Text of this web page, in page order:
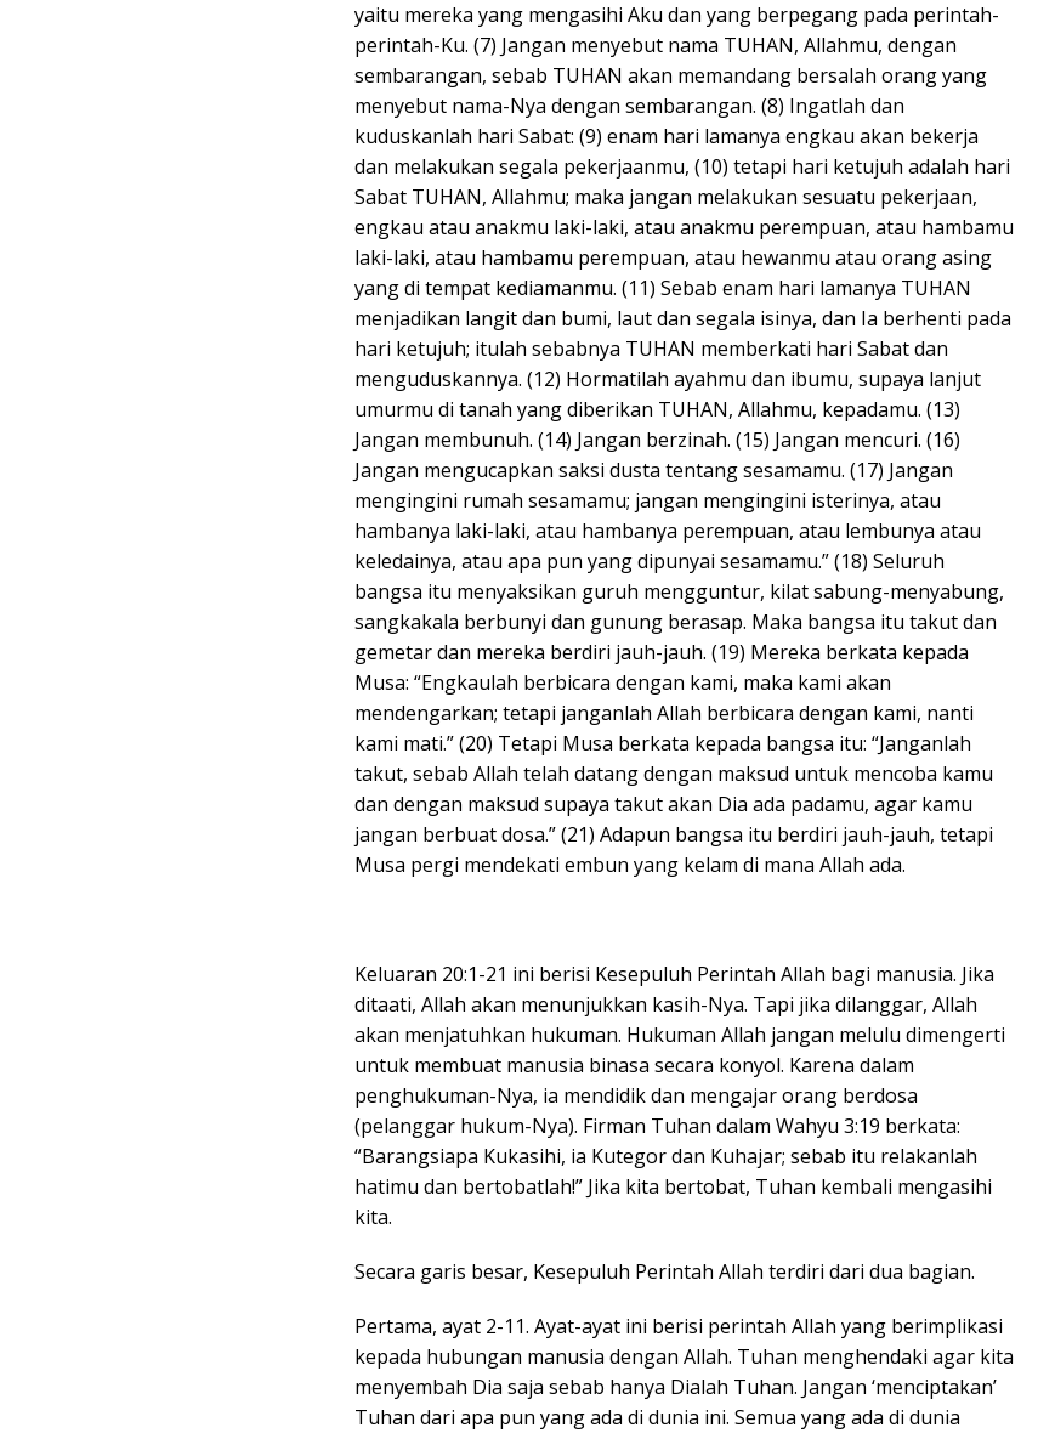
yaitu mereka yang mengasihi Aku dan yang berpegang pada perintah-
perintah-Ku. (7) Jangan menyebut nama TUHAN, Allahmu, dengan
sembarangan, sebab TUHAN akan memandang bersalah orang yang
menyebut nama-Nya dengan sembarangan. (8) Ingatlah dan
kuduskanlah hari Sabat: (9) enam hari lamanya engkau akan bekerja
dan melakukan segala pekerjaanmu, (10) tetapi hari ketujuh adalah hari
Sabat TUHAN, Allahmu; maka jangan melakukan sesuatu pekerjaan,
engkau atau anakmu laki-laki, atau anakmu perempuan, atau hambamu
laki-laki, atau hambamu perempuan, atau hewanmu atau orang asing
yang di tempat kediamanmu. (11) Sebab enam hari lamanya TUHAN
menjadikan langit dan bumi, laut dan segala isinya, dan Ia berhenti pada
hari ketujuh; itulah sebabnya TUHAN memberkati hari Sabat dan
menguduskannya. (12) Hormatilah ayahmu dan ibumu, supaya lanjut
umurmu di tanah yang diberikan TUHAN, Allahmu, kepadamu. (13)
Jangan membunuh. (14) Jangan berzinah. (15) Jangan mencuri. (16)
Jangan mengucapkan saksi dusta tentang sesamamu. (17) Jangan
mengingini rumah sesamamu; jangan mengingini isterinya, atau
hambanya laki-laki, atau hambanya perempuan, atau lembunya atau
keledainya, atau apa pun yang dipunyai sesamamu.” (18) Seluruh
bangsa itu menyaksikan guruh mengguntur, kilat sabung-menyabung,
sangkakala berbunyi dan gunung berasap. Maka bangsa itu takut dan
gemetar dan mereka berdiri jauh-jauh. (19) Mereka berkata kepada
Musa: “Engkaulah berbicara dengan kami, maka kami akan
mendengarkan; tetapi janganlah Allah berbicara dengan kami, nanti
kami mati.” (20) Tetapi Musa berkata kepada bangsa itu: “Janganlah
takut, sebab Allah telah datang dengan maksud untuk mencoba kamu
dan dengan maksud supaya takut akan Dia ada padamu, agar kamu
jangan berbuat dosa.” (21) Adapun bangsa itu berdiri jauh-jauh, tetapi
Musa pergi mendekati embun yang kelam di mana Allah ada.
Keluaran 20:1-21 ini berisi Kesepuluh Perintah Allah bagi manusia. Jika
ditaati, Allah akan menunjukkan kasih-Nya. Tapi jika dilanggar, Allah
akan menjatuhkan hukuman. Hukuman Allah jangan melulu dimengerti
untuk membuat manusia binasa secara konyol. Karena dalam
penghukuman-Nya, ia mendidik dan mengajar orang berdosa
(pelanggar hukum-Nya). Firman Tuhan dalam Wahyu 3:19 berkata:
“Barangsiapa Kukasihi, ia Kutegor dan Kuhajar; sebab itu relakanlah
hatimu dan bertobatlah!” Jika kita bertobat, Tuhan kembali mengasihi
kita.
Secara garis besar, Kesepuluh Perintah Allah terdiri dari dua bagian.
Pertama, ayat 2-11. Ayat-ayat ini berisi perintah Allah yang berimplikasi
kepada hubungan manusia dengan Allah. Tuhan menghendaki agar kita
menyembah Dia saja sebab hanya Dialah Tuhan. Jangan ‘menciptakan’
Tuhan dari apa pun yang ada di dunia ini. Semua yang ada di dunia